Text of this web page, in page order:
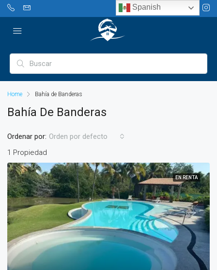
Home Bahía de Banderas
Bahía De Banderas
1 Propiedad
Ordenar por: Orden por defecto
EN RENTA
Spanish